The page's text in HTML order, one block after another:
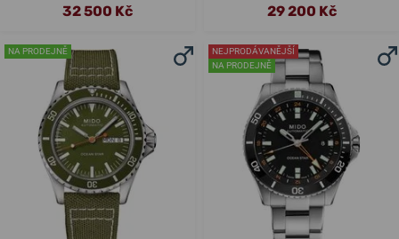
32 500 Kč 29 200 Kč
NA PRODEJNĚ
NEJPRODÁVANĚJŠÍ
NA PRODEJNĚ